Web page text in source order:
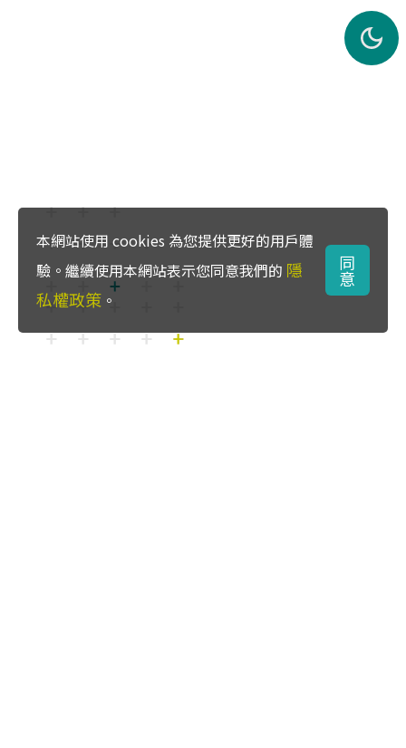
本網站使用 cookies 為您提供更好的用戶體
驗。繼續使用本網站表示您同意我們的 隱
私權政策 。
同
意